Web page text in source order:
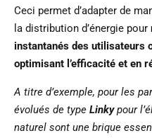
Ceci permet d’adapter de
la distribution d’énergie pour
instantanés des utilisateurs
optimisant l’efficacité et en
A titre d’exemple, pour les
évolués de type Linkypour
naturel sont une brique